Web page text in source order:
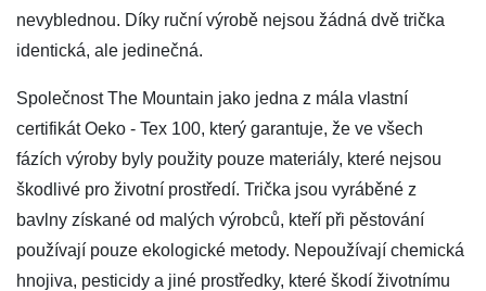
nevyblednou. Díky ruční výrobě nejsou žádná dvě trička
identická, ale jedinečná.
Společnost The Mountain jako jedna z mála vlastní
certifikát Oeko - Tex 100, který garantuje, že ve všech
fázích výroby byly použity pouze materiály, které nejsou
škodlivé pro životní prostředí. Trička jsou vyráběné z
bavlny získané od malých výrobců, kteří při pěstování
používají pouze ekologické metody. Nepoužívají chemická
hnojiva, pesticidy a jiné prostředky, které škodí životnímu